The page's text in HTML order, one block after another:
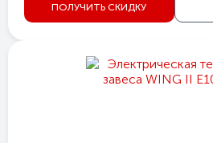
ПОЛУЧИТЬ СКИДКУ